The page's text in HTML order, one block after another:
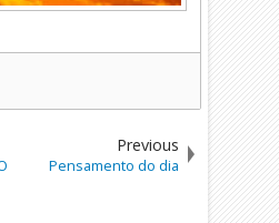
Previous
Pensamento do dia